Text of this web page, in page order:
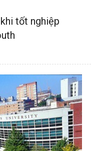
tốt nghiệp